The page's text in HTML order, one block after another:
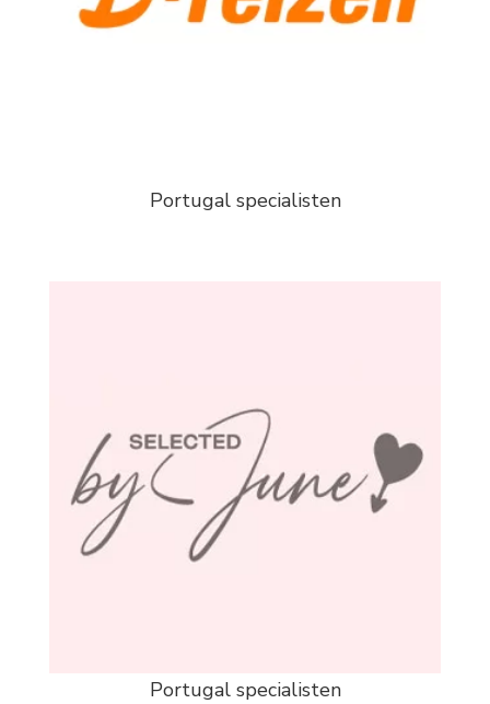
Portugal specialisten
Portugal specialisten